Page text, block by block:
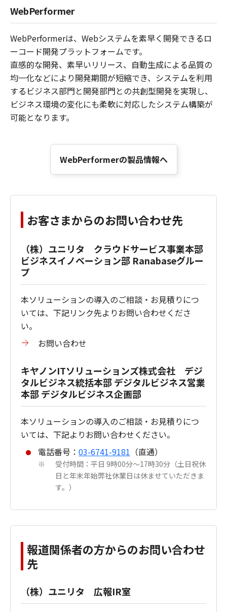
WebPerformer
WebPerformerは、Webシステムを素早く開発できるロ
ーコード開発プラットフォームです。
直感的な開発、素早いリリース、自動生成による品質の
均一化などにより開発期間が短縮でき、システムを利用
するビジネス部門と開発部門との共創型開発を実現し、
ビジネス環境の変化にも柔軟に対応したシステム構築が
可能となります。
WebPerformerの製品情報へ
お客さまからのお問い合わせ先
（株）ユニリタ クラウドサービス事業本部
ビジネスイノベーション部 Ranabaseグルー
プ
本ソリューションの導入のご相談・お見積りにつ
いては、下記リンク先よりお問い合わせくださ
い。
お問い合わせ
キヤノンITソリューションズ株式会社 デジ
タルビジネス統括本部 デジタルビジネス営業
本部 デジタルビジネス企画部
本ソリューションの導入のご相談・お見積りにつ
いては、下記よりお問い合わせください。
電話番号： 03-6741-9181 （直通）
※
受付時間：平日 9時00分～17時30分（土日祝休
日と年末年始弊社休業日は休ませていただきま
す。）
報道関係者の方からのお問い合わせ
先
（株）ユニリタ 広報IR室